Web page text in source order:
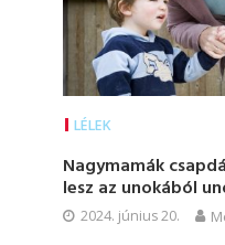
LÉLEK
Nagymamák
lesz az unokából
2024. június 20.